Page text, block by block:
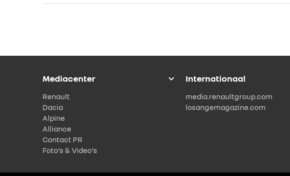
Mediacenter
Renault
Dacia
Alpine
Alliance
Contact PR
Foto’s & Video’s
Internationaal
media.renaultgroup.com
losangemagazine.com